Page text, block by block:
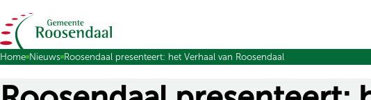
Ga naar de inhoud
Home Nieuws Roosendaal presenteert: het Verhaal van Roosendaal